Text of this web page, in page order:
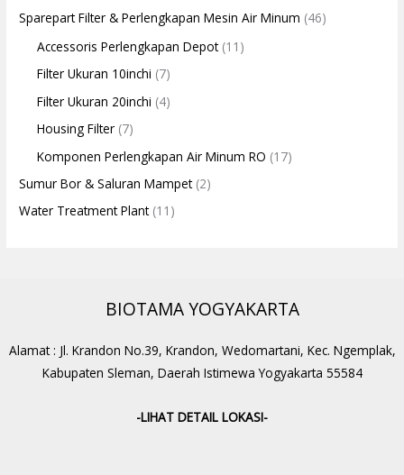
Sparepart Filter & Perlengkapan Mesin Air Minum (46)
Accessoris Perlengkapan Depot(11)
Filter Ukuran 10inchi (7)
Filter Ukuran 20inchi (4)
Housing Filter (7)
Komponen Perlengkapan Air Minum RO (17)
Sumur Bor & Saluran Mampet(2)
Water Treatment Plant(11)
BIOTAMA YOGYAKARTA
Alamat : Jl. Krandon No.39, Krandon, Wedomartani, Kec. Ngemplak,
Kabupaten Sleman, Daerah Istimewa Yogyakarta 55584
-LIHAT DETAIL LOKASI-